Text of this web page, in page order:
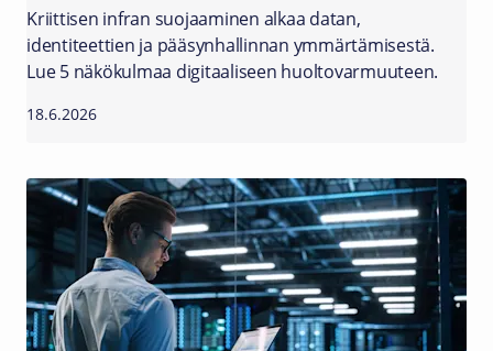
Kriittisen infran suojaaminen alkaa datan,
identiteettien ja pääsynhallinnan ymmärtämisestä.
Lue 5 näkökulmaa digitaaliseen huoltovarmuuteen.
18.6.2026